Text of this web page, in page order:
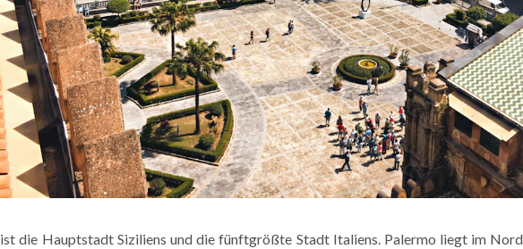
ist die Hauptstadt Siziliens und die fünftgrößte Stadt Italiens. Palermo liegt im